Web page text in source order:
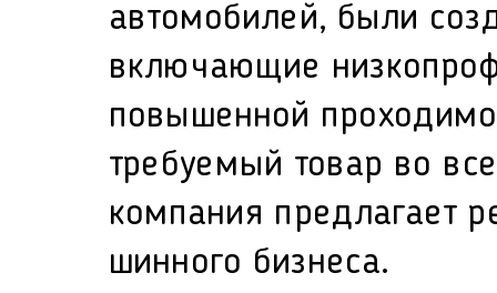
автомобилей, были
включающие
повышенной
требуемый товар во
компания предлагает
шинного бизнеса.